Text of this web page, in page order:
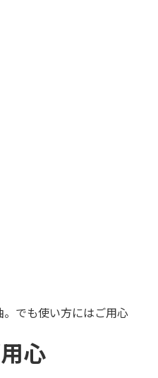
でも使い方にはご用心
心